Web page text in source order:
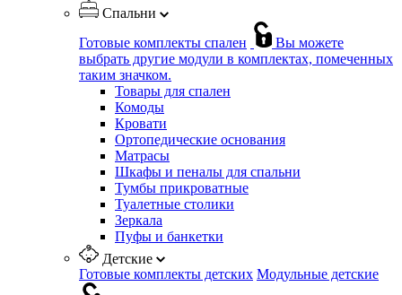
Спальни
Готовые комплекты спален
Вы можете
выбрать другие модули в комплектах, помеченных
таким значком.
Товары для спален
Комоды
Кровати
Ортопедические основания
Матрасы
Шкафы и пеналы для спальни
Тумбы прикроватные
Туалетные столики
Зеркала
Пуфы и банкетки
Детские
Готовые комплекты детских Модульные детские